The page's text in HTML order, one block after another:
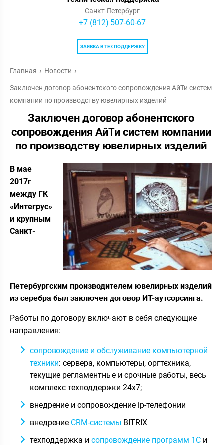
Санкт-Петербург
+7 (812) 507-60-67
ЗАЯВКА В ТЕХ ПОДДЕРЖКУ
Главная Новости
Заключен договор абонентского сопровождения АйТи систем
компании по производству ювелирных изделий
Заключен договор абонентского
сопровождения АйТи систем компании
по производству ювелирных изделий
В мае
2017г
между ГК
«Интегрус»
и крупным
Санкт-
Петербургским производителем ювелирных изделий
из серебра был заключен договор ИТ-аутсорсинга.
Работы по договору включают в себя следующие
направления:
сопровождение и обслуживание компьютерной
техники: сервера, компьютеры, оргтехника,
текущие регламентные и срочные работы, весь
комплекс техподдержки 24х7;
внедрение и сопровождение ip-телефонии
внедрение CRM-системы BITRIX
техподдержка и сопровождение программ 1С и